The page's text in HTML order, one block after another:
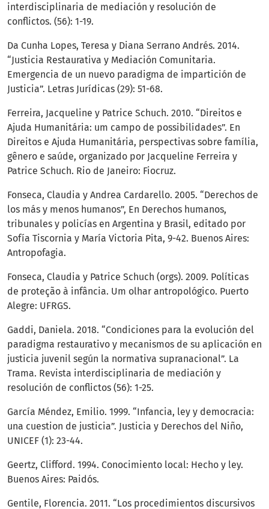
interdisciplinaria de mediación y resolución de
conflictos. (56): 1-19.
Da Cunha Lopes, Teresa y Diana Serrano Andrés. 2014.
“Justicia Restaurativa y Mediación Comunitaria.
Emergencia de un nuevo paradigma de impartición de
Justicia”. Letras Jurídicas (29): 51-68.
Ferreira, Jacqueline y Patrice Schuch. 2010. “Direitos e
Ajuda Humanitária: um campo de possibilidades”. En
Direitos e Ajuda Humanitária, perspectivas sobre família,
gênero e saúde, organizado por Jacqueline Ferreira y
Patrice Schuch. Rio de Janeiro: Fiocruz.
Fonseca, Claudia y Andrea Cardarello. 2005. “Derechos de
los más y menos humanos”, En Derechos humanos,
tribunales y policías en Argentina y Brasil, editado por
Sofía Tiscornia y María Victoria Pita, 9-42. Buenos Aires:
Antropofagia.
Fonseca, Claudia y Patrice Schuch (orgs). 2009. Políticas
de proteção à infância. Um olhar antropológico. Puerto
Alegre: UFRGS.
Gaddi, Daniela. 2018. “Condiciones para la evolución del
paradigma restaurativo y mecanismos de su aplicación en
justicia juvenil según la normativa supranacional”. La
Trama. Revista interdisciplinaria de mediación y
resolución de conflictos (56): 1-25.
García Méndez, Emilio. 1999. “Infancia, ley y democracia:
una cuestion de justicia”. Justicia y Derechos del Niño,
UNICEF (1): 23-44.
Geertz, Clifford. 1994. Conocimiento local: Hecho y ley.
Buenos Aires: Paidós.
Gentile, Florencia. 2011. “Los procedimientos discursivos